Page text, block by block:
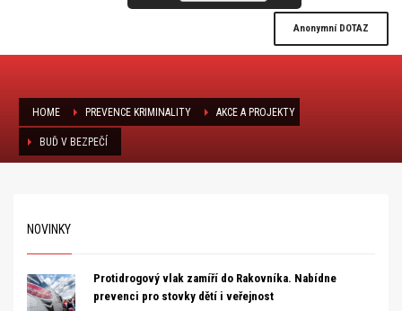
AnonymníDOTAZ
HOME PREVENCE KRIMINALITY AKCE A PROJEKTY
BUĎ V BEZPEČÍ
NOVINKY
Protidrogový vlak zamíří do Rakovníka. Nabídne
prevenci pro stovky dětí i veřejnost